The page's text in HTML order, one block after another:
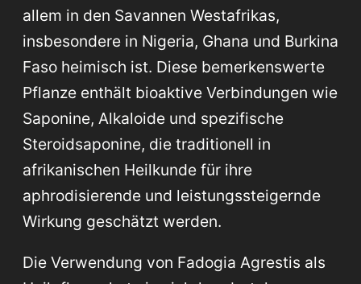
allem in den Savannen Westafrikas,
insbesondere in Nigeria, Ghana und Burkina
Faso heimisch ist. Diese bemerkenswerte
Pflanze enthält bioaktive Verbindungen wie
Saponine, Alkaloide und spezifische
Steroidsaponine, die traditionell in
afrikanischen Heilkunde für ihre
aphrodisierende und leistungssteigernde
Wirkung geschätzt werden.
Die Verwendung von Fadogia Agrestis als